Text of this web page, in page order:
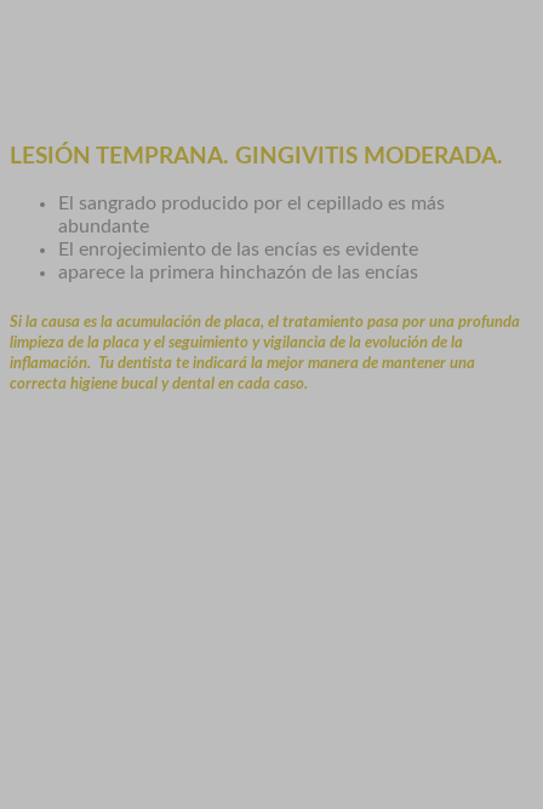
LESIÓN TEMPRANA. GINGIVITIS MODERADA.
El sangrado producido por el cepillado es más
abundante
El enrojecimiento de las encías es evidente
aparece la primera hinchazón de las encías
Si la causa es la acumulación de placa, el tratamiento pasa por una profunda
limpieza de la placa y el seguimiento y vigilancia de la evolución de la
inflamación. Tu dentista te indicará la mejor manera de mantener una
correcta higiene bucal y dental en cada caso.